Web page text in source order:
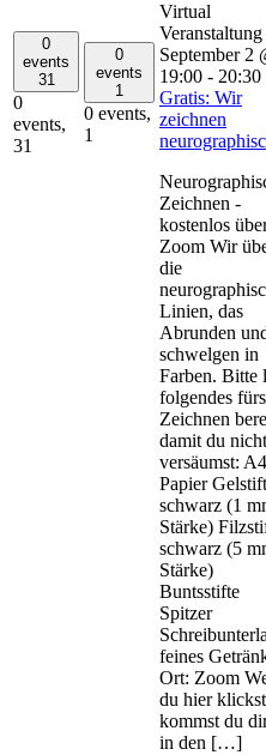
0
events
31
0
events,
31
0
events
1
0 events,
1
Virtual
Veranstaltung
September 2
19:00 - 20:30
Gratis: Wir
zeichnen
Zeichnen -
kostenlos
Zoom Wir
die
Linien, das
Abrunden
schwelgen in
Farben. Bitte
folgendes fürs
Zeichnen
damit du
versäumst:
Papier Gelstift
schwarz (1
Stärke)
schwarz (5
Stärke)
Buntsstifte
Spitzer
feines
Ort: Zoom
du hier
kommst du
in den […]